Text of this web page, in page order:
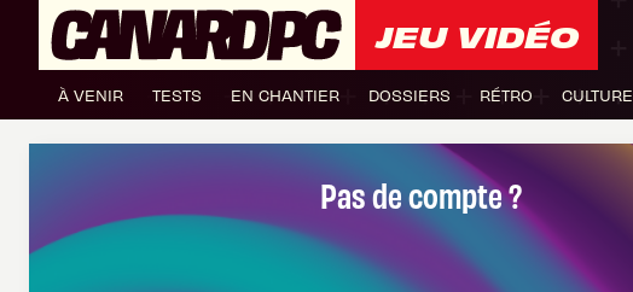
JEU VIDÉO
À VENIR TESTS EN CHANTIER DOSSIERS RÉTRO CULTURE
Pas de compte ?